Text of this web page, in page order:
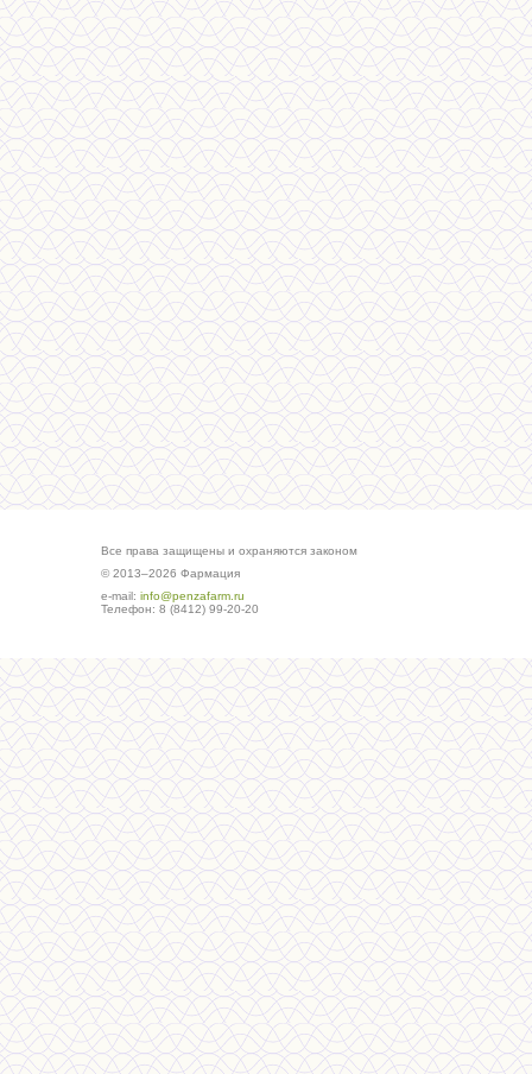
Все права защищены и охраняются законом
© 2013–2026 Фармация
е-mail: info@penzafarm.ru
Телефон: 8 (8412) 99-20-20
Сделано в студии ws-global.ru